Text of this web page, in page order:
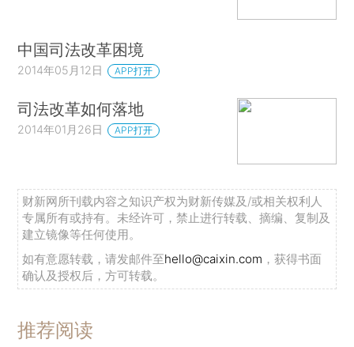
中国司法改革困境
2014年05月12日 APP打开
司法改革如何落地
2014年01月26日 APP打开
财新网所刊载内容之知识产权为财新传媒及/或相关权利人
专属所有或持有。未经许可，禁止进行转载、摘编、复制及
建立镜像等任何使用。
如有意愿转载，请发邮件至hello@caixin.com ，获得书面
确认及授权后，方可转载。
推荐阅读